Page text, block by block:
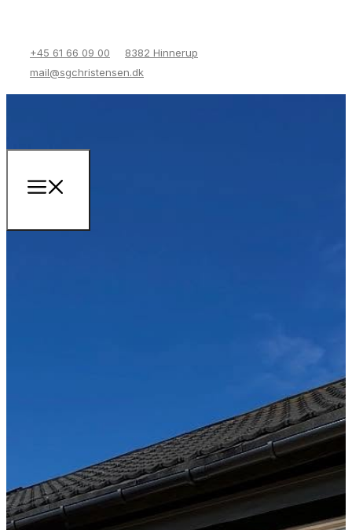
+45 61 66 09 00
8382 Hinnerup
mail@sgchristensen.dk